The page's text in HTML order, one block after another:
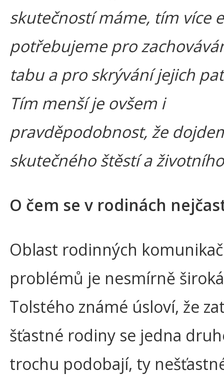
skutečností máme, tím více
potřebujeme pro
tabu a pro skrývání jejich
Tím menší je ovšem i
pravděpodobnost, že
skutečného štěstí a
O čem se v rodinách
Oblast rodinných
problémů je nesmírně
Tolstého známé úsloví, že
šťastné rodiny se jedna
trochu podobají, ty